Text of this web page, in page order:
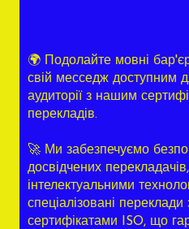
🌍 Подолайте мовні
свій месседж доступним
аудиторії з нашим
перекладів.
🚀 Ми забезпечуємо
досвідчених
інтелектуальними
спеціалізовані переклади
сертифікатами ISO, що